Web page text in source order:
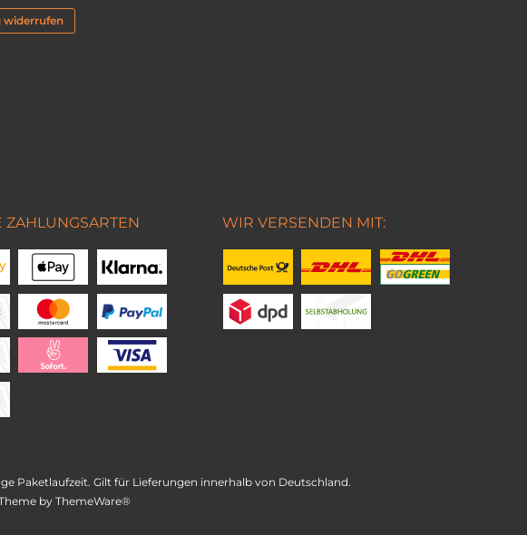
widerrufen
ZAHLUNGSARTEN WIR VERSENDEN MIT:
Paketlaufzeit. Gilt für Lieferungen innerhalb von Deutschland.
by ThemeWare®